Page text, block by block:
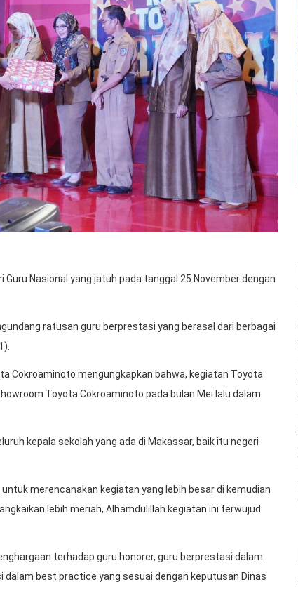
Guru Nasional yang jatuh pada tanggal 25 November dengan
ratusan guru berprestasi yang berasal dari berbagai
Cokroaminoto mengungkapkan bahwa, kegiatan Toyota
Toyota Cokroaminoto pada bulan Mei lalu dalam
kepala sekolah yang ada di Makassar, baik itu negeri
merencanakan kegiatan yang lebih besar di kemudian
lebih meriah, Alhamdulillah kegiatan ini terwujud
terhadap guru honorer, guru berprestasi dalam
best practice yang sesuai dengan keputusan Dinas